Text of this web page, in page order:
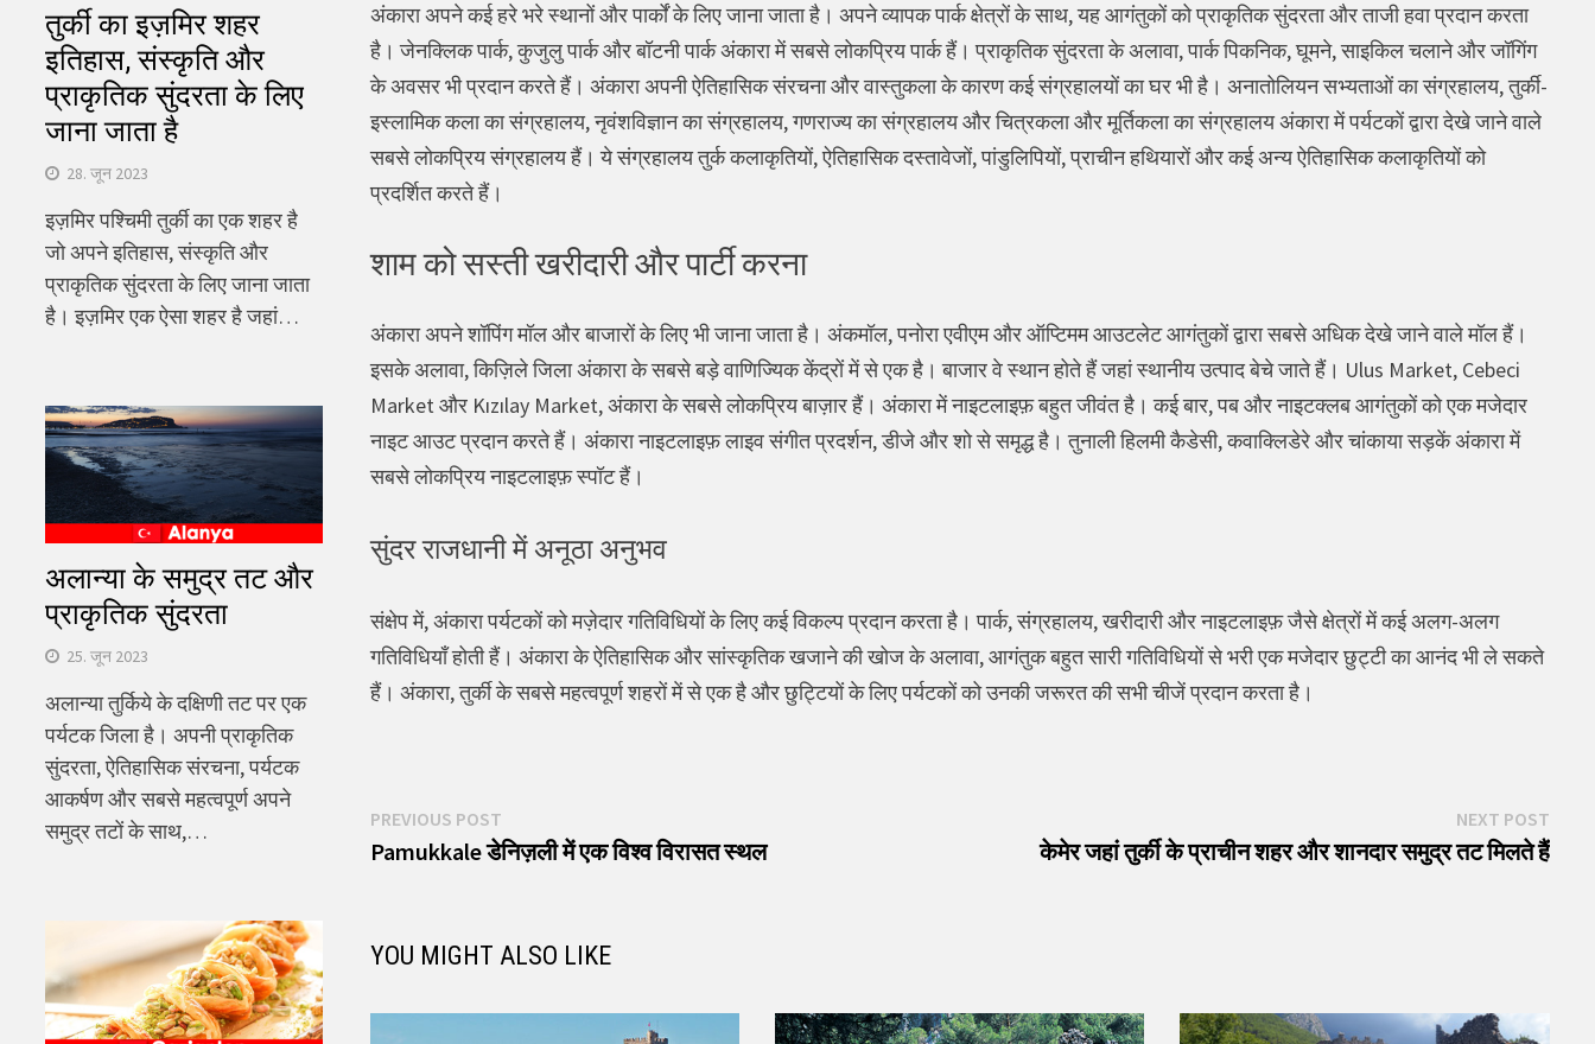
अंकारा अपने कई हरे भरे स्थानों और पार्कों के लिए जाना जाता है। अपने व्यापक पार्क क्षेत्रों के साथ, यह आगंतुकों को प्राकृतिक सुंदरता और ताजी हवा प्रदान करता
है। जेनक्लिक पार्क, कुजुलु पार्क और बॉटनी पार्क अंकारा में सबसे लोकप्रिय पार्क हैं। प्राकृतिक सुंदरता के अलावा, पार्क पिकनिक, घूमने, साइकिल चलाने और जॉगिंग
के अवसर भी प्रदान करते हैं। अंकारा अपनी ऐतिहासिक संरचना और वास्तुकला के कारण कई संग्रहालयों का घर भी है। अनातोलियन सभ्यताओं का संग्रहालय, तुर्की-
इस्लामिक कला का संग्रहालय, नृवंशविज्ञान का संग्रहालय, गणराज्य का संग्रहालय और चित्रकला और मूर्तिकला का संग्रहालय अंकारा में पर्यटकों द्वारा देखे जाने वाले
सबसे लोकप्रिय संग्रहालय हैं। ये संग्रहालय तुर्क कलाकृतियों, ऐतिहासिक दस्तावेजों, पांडुलिपियों, प्राचीन हथियारों और कई अन्य ऐतिहासिक कलाकृतियों को
प्रदर्शित करते हैं।
शाम को सस्ती खरीदारी और पार्टी करना
अंकारा अपने शॉपिंग मॉल और बाजारों के लिए भी जाना जाता है। अंकमॉल, पनोरा एवीएम और ऑप्टिमम आउटलेट आगंतुकों द्वारा सबसे अधिक देखे जाने वाले मॉल हैं।
इसके अलावा, किज़िले जिला अंकारा के सबसे बड़े वाणिज्यिक केंद्रों में से एक है। बाजार वे स्थान होते हैं जहां स्थानीय उत्पाद बेचे जाते हैं। Ulus Market, Cebeci
Market और Kızılay Market, अंकारा के सबसे लोकप्रिय बाज़ार हैं। अंकारा में नाइटलाइफ़ बहुत जीवंत है। कई बार, पब और नाइटक्लब आगंतुकों को एक मजेदार
नाइट आउट प्रदान करते हैं। अंकारा नाइटलाइफ़ लाइव संगीत प्रदर्शन, डीजे और शो से समृद्ध है। तुनाली हिलमी कैडेसी, कवाक्लिडेरे और चांकाया सड़कें अंकारा में
सबसे लोकप्रिय नाइटलाइफ़ स्पॉट हैं।
सुंदर राजधानी में अनूठा अनुभव
संक्षेप में, अंकारा पर्यटकों को मज़ेदार गतिविधियों के लिए कई विकल्प प्रदान करता है। पार्क, संग्रहालय, खरीदारी और नाइटलाइफ़ जैसे क्षेत्रों में कई अलग-अलग
गतिविधियाँ होती हैं। अंकारा के ऐतिहासिक और सांस्कृतिक खजाने की खोज के अलावा, आगंतुक बहुत सारी गतिविधियों से भरी एक मजेदार छुट्टी का आनंद भी ले सकते
हैं। अंकारा, तुर्की के सबसे महत्वपूर्ण शहरों में से एक है और छुट्टियों के लिए पर्यटकों को उनकी जरूरत की सभी चीजें प्रदान करता है।
पोस्ट
नेविगेशन
PREVIOUS POSTPrevious
post:
Pamukkale डेनिज़ली में एक विश्व विरासत स्थल
NEXT POSTNext
post:
केमेर जहां तुर्की के प्राचीन शहर और शानदार समुद्र तट मिलते हैं
YOU MIGHT ALSO LIKE
तुर्की का इज़मिर शहर
इतिहास, संस्कृति और
प्राकृतिक सुंदरता के लिए
जाना जाता है
28. जून 2023
इज़मिर पश्चिमी तुर्की का एक शहर है
जो अपने इतिहास, संस्कृति और
प्राकृतिक सुंदरता के लिए जाना जाता
है। इज़मिर एक ऐसा शहर है जहां…
अलान्या के समुद्र तट और
प्राकृतिक सुंदरता
25. जून 2023
अलान्या तुर्किये के दक्षिणी तट पर एक
पर्यटक जिला है। अपनी प्राकृतिक
सुंदरता, ऐतिहासिक संरचना, पर्यटक
आकर्षण और सबसे महत्वपूर्ण अपने
समुद्र तटों के साथ,…